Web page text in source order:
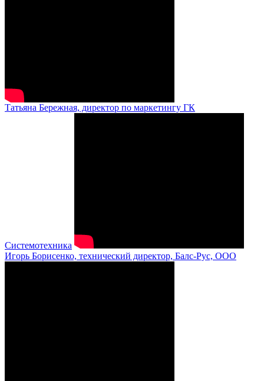
Татьяна Бережная, директор по маркетингу ГК
Системотехника
Игорь Борисенко, технический директор, Балс-Рус, ООО